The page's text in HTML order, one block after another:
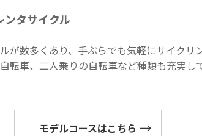
ンタサイクル
が数多くあり、手ぶらでも気軽にサイクリ
転車、二人乗りの自転車など種類も充実し
モデルコースはこちら